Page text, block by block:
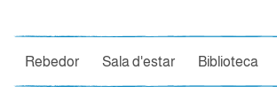
Rebedor Sala d'estar Biblioteca